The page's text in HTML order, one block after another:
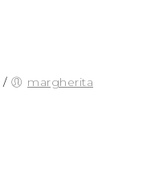
/ margherita